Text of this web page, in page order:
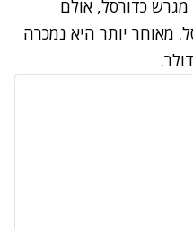
82 חדרים, מגרש כדורסל, אולם
מאוחר יותר היא נמכרה